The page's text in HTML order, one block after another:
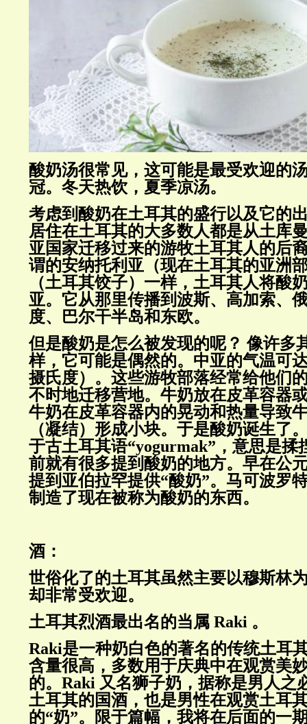
酸奶汤很常见，这可能是最受欢迎的
冠。冬天热饮，夏季凉汤。
考虑到酸奶在土耳其的盛行以及它的
居住在土耳其的大多数人都是从土库
亚国家迁移过来的游牧土耳其人的后
谓的安纳托利亚（现在土耳其的亚洲
（土耳其饺子）一样，土耳其人将酸
亚。它从那里传播到波斯、高加索、
度、巴尔干半岛和东欧。
但是酸奶是怎么被发现的呢？ 像许多
样，它可能是偶然的。中亚的气温可
摄氏度）。这些游牧部落经常给他们
不时地迁移营地。牛奶放在皮革容器
牛奶在皮革容器内的晃动和热量导致
（凝结）形成小块。于是酸奶诞生了
于古土耳其语“yogurmak”，意思是揉
前就有很多提到酸奶的地方。早在公
提到亚伯拉罕提供“酸奶”。马可波罗
制造了现在被称为酸奶的东西。
酒：
世俗化了的土耳其虽然主要以穆斯林
却非常受欢迎。
土耳其烈酒最出名的当属 Raki 。
Raki是一种奶白色的著名的传统土耳
含量很高，多数用于庆典中在观赏美
的。 Raki 又名狮子奶，据称是男人之
土耳其的国酒，也是男性在观赏土耳
的“奶”。限于篇幅，我将在后面的一